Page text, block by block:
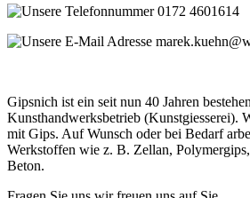
0172 4601614
Gipsnich ist ein seit nun 40 Jahren
Kunsthandwerksbetrieb (Kunstgiesserei).
mit Gips. Auf Wunsch oder bei Bedarf
Werkstoffen wie z. B. Zellan,
Beton.